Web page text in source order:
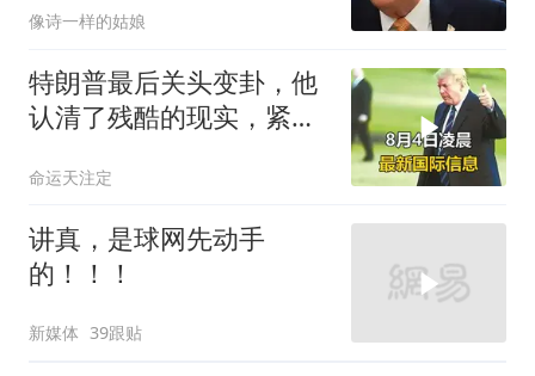
像诗一样的姑娘
特朗普最后关头变卦，他
认清了残酷的现实，紧急
命运天注定
讲真，是球网先动手
的！！！
新媒体 39跟贴